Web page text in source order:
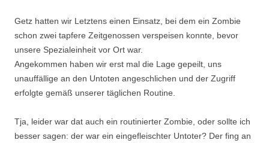
Getz hatten wir Letztens einen Einsatz, bei dem ein Zombie
schon zwei tapfere Zeitgenossen verspeisen konnte, bevor
unsere Spezialeinheit vor Ort war.
Angekommen haben wir erst mal die Lage gepeilt, uns
unauffällige an den Untoten angeschlichen und der Zugriff
erfolgte gemäß unserer täglichen Routine.
Tja, leider war dat auch ein routinierter Zombie, oder sollte ich
besser sagen: der war ein eingefleischter Untoter? Der fing an